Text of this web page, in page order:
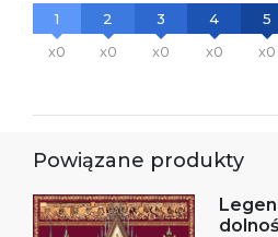
1
x0
2
x0
3
x0
4
x0
5
x0
Powiązane produkty